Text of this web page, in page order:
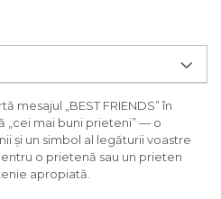
mesajul „BEST FRIENDS” în
„cei mai buni prieteni” — o
și un simbol al legăturii voastre
o prietenă sau un prieten
apropiată.